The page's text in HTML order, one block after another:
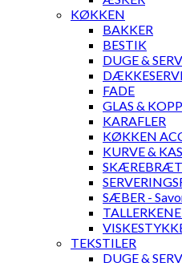
KØKKEN
BAKKER
BESTIK
DUGE &
FADE
GLAS &
KARAFLER
KØKKEN
KURVE &
SÆBER -
TEKSTILER
DUGE &